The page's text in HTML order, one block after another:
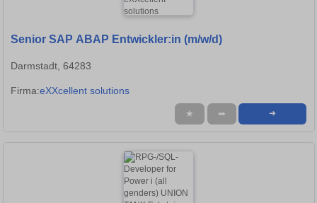
Senior SAP ABAP Entwickler:in (m/w/d)
Darmstadt, 64283
Firma:eXXcellent solutions
★ ➦ ➜